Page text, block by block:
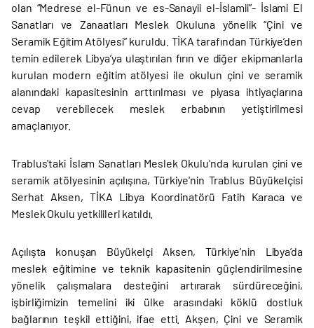
olan “Medrese el-Fünun ve es-Sanayii el-İslamii”- İslami El
Sanatları ve Zanaatları Meslek Okuluna yönelik “Çini ve
Seramik Eğitim Atölyesi” kuruldu. TİKA tarafından Türkiye’den
temin edilerek Libya’ya ulaştırılan fırın ve diğer ekipmanlarla
kurulan modern eğitim atölyesi ile okulun çini ve seramik
alanındaki kapasitesinin arttırılması ve piyasa ihtiyaçlarına
cevap verebilecek meslek erbabının yetiştirilmesi
amaçlanıyor.
Trablus'taki İslam Sanatları Meslek Okulu'nda kurulan çini ve
seramik atölyesinin açılışına, Türkiye'nin Trablus Büyükelçisi
Serhat Aksen, TİKA Libya Koordinatörü Fatih Karaca ve
Meslek Okulu yetkilileri katıldı.
Açılışta konuşan Büyükelçi Aksen, Türkiye’nin Libya’da
meslek eğitimine ve teknik kapasitenin güçlendirilmesine
yönelik çalışmalara desteğini artırarak sürdüreceğini,
işbirliğimizin temelini iki ülke arasındaki köklü dostluk
bağlarının teşkil ettiğini, ifae etti. Akşen, Çini ve Seramik